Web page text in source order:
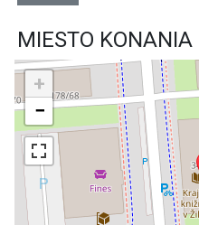
MIESTO KONANIA
+
−